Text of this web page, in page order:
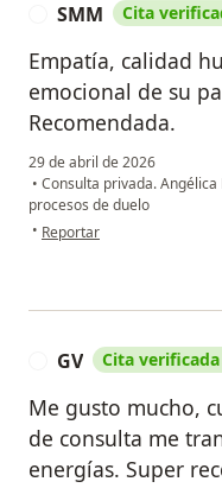
SMM Cita
Empatía, calidad
emocional de su
Recomendada.
29 de abril de 2026
• Consulta privada. Angélica
procesos de duelo
• en opinión del usuario SMM
Reportar
GV Cita verificada
Me gusto mucho,
de consulta me
energías. Super